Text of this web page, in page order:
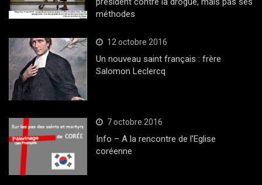
méthodes
12 octobre 2016
Un nouveau saint français : frère
Salomon Leclercq
7 octobre 2016
Info – A la rencontre de l’Eglise
coréenne